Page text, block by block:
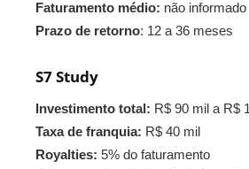
Faturamento médio: não informado
Prazo de retorno: 12 a 36 meses
S7 Study
Investimento total: R$ 90 mil a R$
Taxa de franquia: R$ 40 mil
Royalties: 5% do faturamento